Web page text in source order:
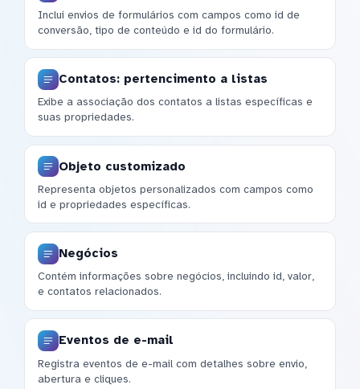
Inclui envios de formulários com campos como id de
conversão, tipo de conteúdo e id do formulário.
Contatos: pertencimento a listas
Exibe a associação dos contatos a listas específicas e
suas propriedades.
Objeto customizado
Representa objetos personalizados com campos como
id e propriedades específicas.
Negócios
Contém informações sobre negócios, incluindo id, valor,
e contatos relacionados.
Eventos de e-mail
Registra eventos de e-mail com detalhes sobre envio,
abertura e cliques.